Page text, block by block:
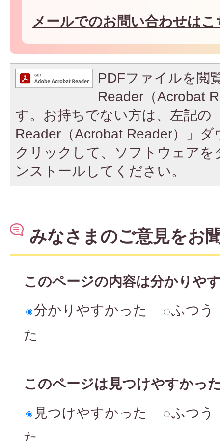
メールでのお問い合わせは
PDFファイルを閲
Reader（Acrobat
す。お持ちでない方は、左記の
Reader（Acrobat Reader）」
クリックして、ソフトウェア
ンストールしてください。
みなさまのご意見をお
このページの内容は分かりや
分かりやすかった
ふつう
た
このページは見つけやすかっ
見つけやすかった
ふつう
た